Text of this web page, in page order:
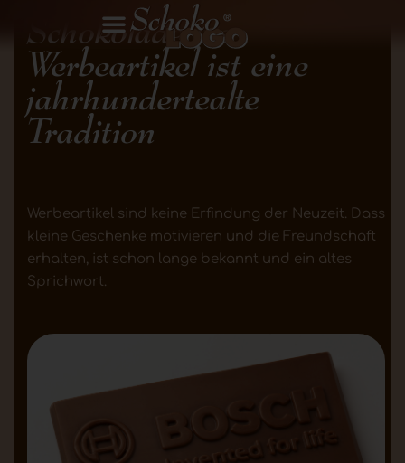
Schokolade als
Werbeartikel ist eine
jahrhundertealte
Tradition
Werbeartikel sind keine Erfindung der Neuzeit. Dass
kleine Geschenke motivieren und die Freundschaft
erhalten, ist schon lange bekannt und ein altes
Sprichwort.